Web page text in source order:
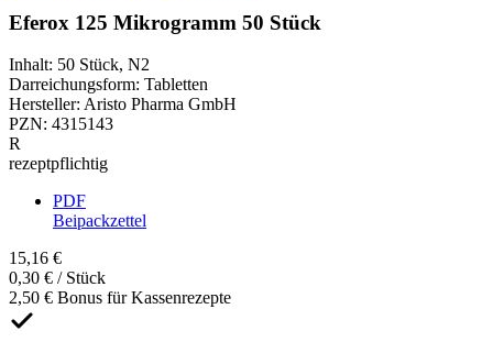
Eferox 125 Mikrogramm 50 Stück
Inhalt: 50 Stück, N2
Darreichungsform: Tabletten
Hersteller: Aristo Pharma GmbH
PZN: 4315143
R
rezeptpflichtig
PDF
Beipackzettel
15,16 €
0,30 € / Stück
2,50 € Bonus für Kassenrezepte